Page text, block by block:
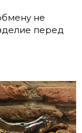
не
перед